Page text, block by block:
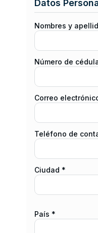
Datos
Nombres y
Número de
Correo
Teléfono de
Ciudad *
País *